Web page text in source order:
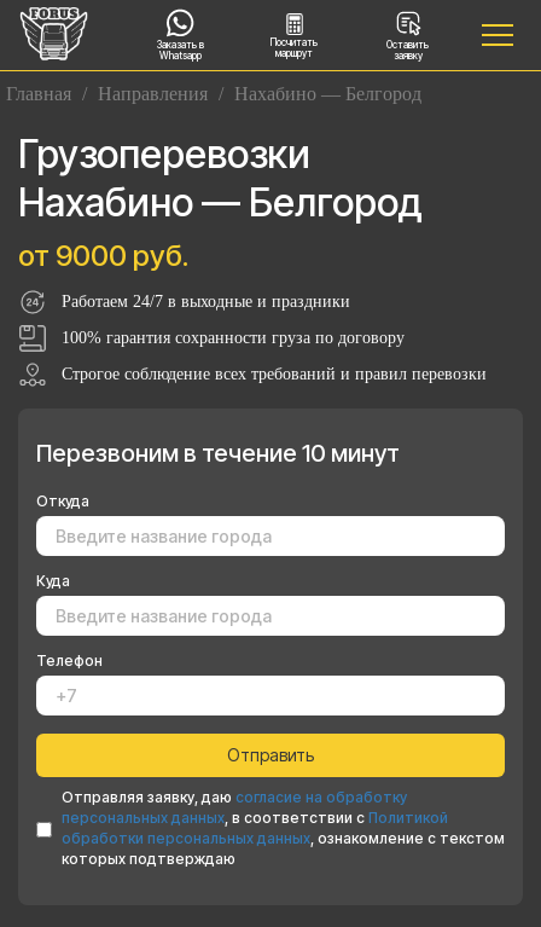
Заказать в
Whatsapp
Посчитать
маршрут
Оставить
заявку
Главная / Направления / Нахабино — Белгород
Грузоперевозки
Нахабино — Белгород
от 9000 руб.
Работаем 24/7 в выходные и праздники
100% гарантия сохранности груза по договору
Строгое соблюдение всех требований и правил перевозки
Перезвоним в течение 10 минут
Откуда
Куда
Телефон
Отправляя заявку, даю согласие на обработку
персональных данных, в соответствии с Политикой
обработки персональных данных, ознакомление с текстом
которых подтверждаю